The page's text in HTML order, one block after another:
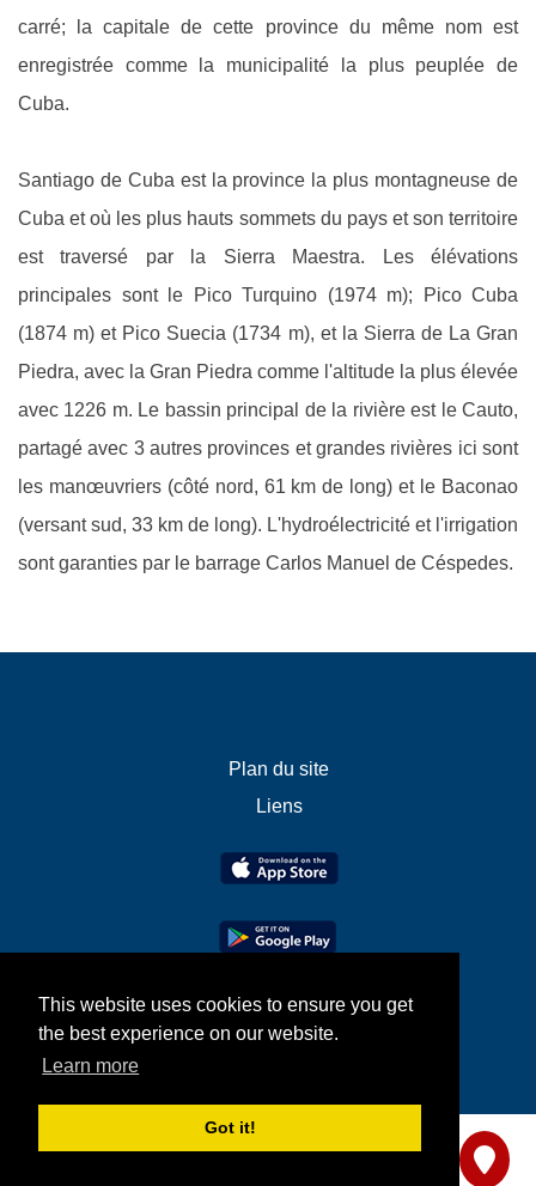
This website uses cookies to ensure you get
the best experience on our website.
Learn more
Got it!
Partagez-nous votre avis
carré; la capitale de cette province du même nom est
enregistrée comme la municipalité la plus peuplée de
Cuba.
Santiago de Cuba est la province la plus montagneuse de
Cuba et où les plus hauts sommets du pays et son territoire
est traversé par la Sierra Maestra. Les élévations
principales sont le Pico Turquino (1974 m); Pico Cuba
(1874 m) et Pico Suecia (1734 m), et la Sierra de La Gran
Piedra, avec la Gran Piedra comme l'altitude la plus élevée
avec 1226 m. Le bassin principal de la rivière est le Cauto,
partagé avec 3 autres provinces et grandes rivières ici sont
les manœuvriers (côté nord, 61 km de long) et le Baconao
(versant sud, 33 km de long). L'hydroélectricité et l'irrigation
sont garanties par le barrage Carlos Manuel de Céspedes.
Plan du site
Liens